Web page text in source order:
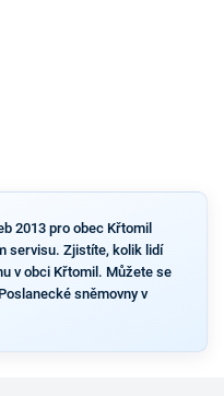
2013 pro obec Křtomil
servisu. Zjistíte, kolik lidí
v obci Křtomil. Můžete se
sněmovny v